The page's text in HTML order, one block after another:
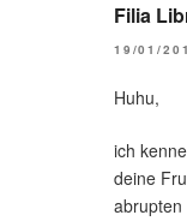
Filia
19/01/
Huhu,
ich
deine
abrupten